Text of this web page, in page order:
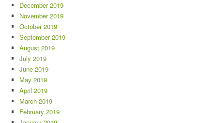
December 2019
November 2019
October 2019
September 2019
August 2019
July 2019
June 2019
May 2019
April 2019
March 2019
February 2019